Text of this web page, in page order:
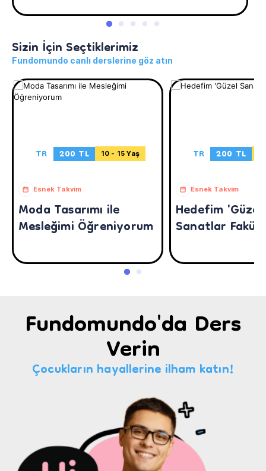
Sizin İçin Seçtiklerimiz
Fundomundo canlı derslerine göz atın
TR 200 TL 10 - 15 Yaş
Esnek Takvim
Moda Tasarımı ile
Mesleğimi Öğreniyorum
TR 200 TL
Esnek Takvim
Hedefim 'Güzel
Sanatlar
Fundomundo'da Ders
Verin
Çocukların hayallerine ilham katın!